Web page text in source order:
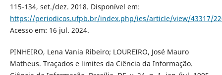
115-134, set./dez. 2018. Disponível em:
https://periodicos.ufpb.br/index.php/ies/article/view/43317/
Acesso em: 16 jul. 2024.
PINHEIRO, Lena Vania Ribeiro; LOUREIRO, José Mauro
Matheus. Traçados e limites da Ciência da Informação.